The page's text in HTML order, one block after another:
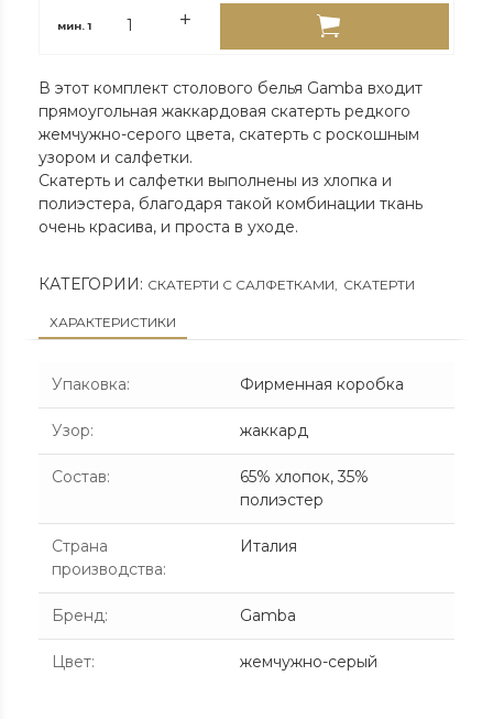
мин.1
В этот комплект столового белья Gamba входит
прямоугольная жаккардовая скатерть редкого
жемчужно-серого цвета, скатерть с роскошным
узором и салфетки.
Скатерть и салфетки выполнены из хлопка и
полиэстера, благодаря такой комбинации ткань
очень красива, и проста в уходе.
КАТЕГОРИИ: СКАТЕРТИ С САЛФЕТКАМИ СКАТЕРТИ
ХАРАКТЕРИСТИКИ
Упаковка: Фирменная коробка
Узор: жаккард
Состав:
65% хлопок, 35%
полиэстер
Страна
производства:
Италия
Бренд: Gamba
Цвет: жемчужно-серый